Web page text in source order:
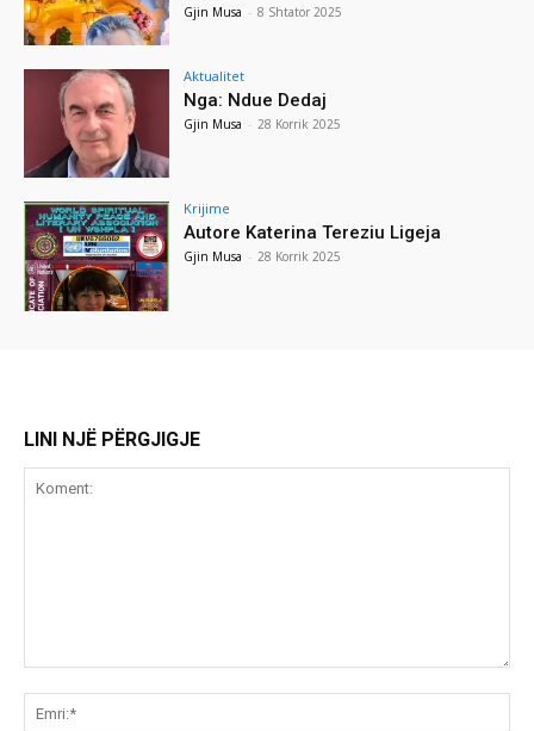
Gjin Musa - 8 Shtator 2025
Aktualitet
Nga: Ndue Dedaj
Gjin Musa - 28 Korrik 2025
Krijime
Autore Katerina Tereziu Ligeja
Gjin Musa - 28 Korrik 2025
LINI NJË PËRGJIGJE